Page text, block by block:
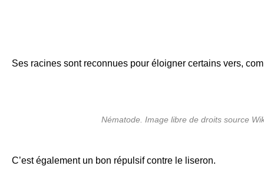
Ses racines sont reconnues pour éloigner certains vers,
Nématode. Image libre de droits source
C’est également un bon répulsif contre le liseron.